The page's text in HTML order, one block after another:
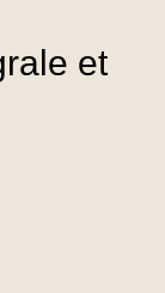
et